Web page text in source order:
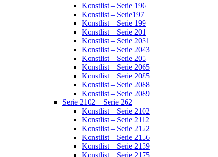
Konstlist – Serie 196
Konstlist – Serie197
Konstlist – Serie 199
Konstlist – Serie 201
Konstlist – Serie 2031
Konstlist – Serie 2043
Konstlist – Serie 205
Konstlist – Serie 2065
Konstlist – Serie 2085
Konstlist – Serie 2088
Konstlist – Serie 2089
Serie 2102 – Serie 262
Konstlist – Serie 2102
Konstlist – Serie 2112
Konstlist – Serie 2122
Konstlist – Serie 2136
Konstlist – Serie 2139
Konstlist – Serie 2175